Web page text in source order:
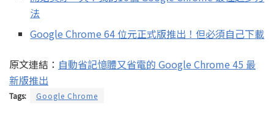
法
Google Chrome 64 位元正式版推出！但必須自己下載
原文連結： 自動省記憶體又省電的 Google Chrome 45 最
新版推出
Tags: Google Chrome